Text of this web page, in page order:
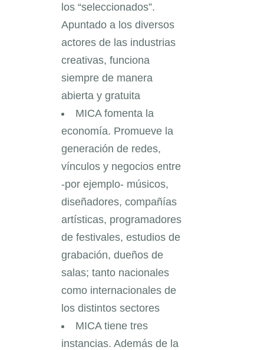
los “seleccionados”.
Apuntado a los diversos
actores de las industrias
creativas, funciona
siempre de manera
abierta y gratuita
MICA fomenta la
economía. Promueve la
generación de redes,
vínculos y negocios entre
-por ejemplo- músicos,
diseñadores, compañías
artísticas, programadores
de festivales, estudios de
grabación, dueños de
salas; tanto nacionales
como internacionales de
los distintos sectores
MICA tiene tres
instancias. Además de la